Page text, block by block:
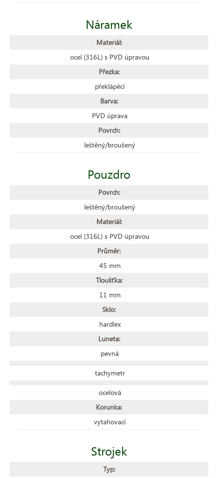
Náramek
Materiál:
ocel (316L) s PVD úpravou
Přezka:
překlápěcí
Barva:
PVD úprava
Povrch:
leštěný/broušený
Pouzdro
Povrch:
leštěný/broušený
Materiál:
ocel (316L) s PVD úpravou
Průměr:
45 mm
Tloušťka:
11 mm
Sklo:
hardlex
Luneta:
pevná
tachymetr
ocelová
Korunka:
vytahovací
Strojek
Typ: